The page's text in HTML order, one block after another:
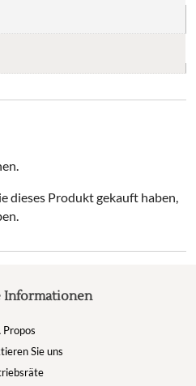
dieses Produkt gekauft haben,
Informationen
Propos
Sie uns